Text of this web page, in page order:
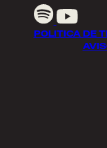
POLITICA DE